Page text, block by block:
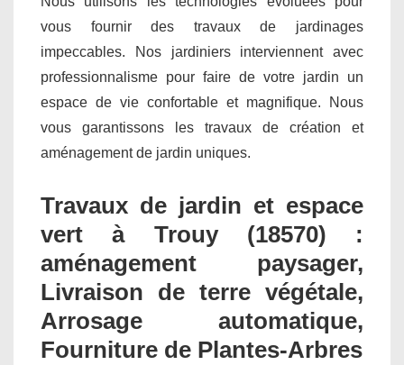
vous fournir des travaux de jardinages
impeccables. Nos jardiniers interviennent avec
professionnalisme pour faire de votre jardin un
espace de vie confortable et magnifique. Nous
vous garantissons les travaux de création et
aménagement de jardin uniques.
Travaux de jardin et espace
vert à Trouy (18570) :
aménagement paysager,
Livraison de terre végétale,
Arrosage automatique,
Fourniture de Plantes-Arbres